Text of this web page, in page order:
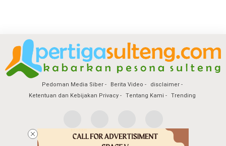
Pedoman Media Siber Berita Video
disclaimer
Ketentuan dan Kebijakan Privacy
Tentang Kami Trending
Copyright @2026 Pertiga Sulteng